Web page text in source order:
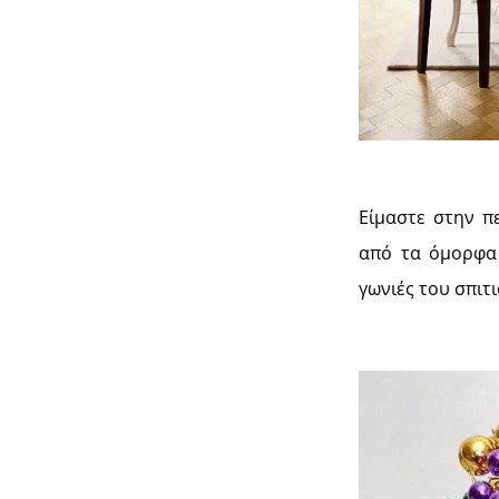
Είμαστε στην
από τα όμορφα
γωνιές του